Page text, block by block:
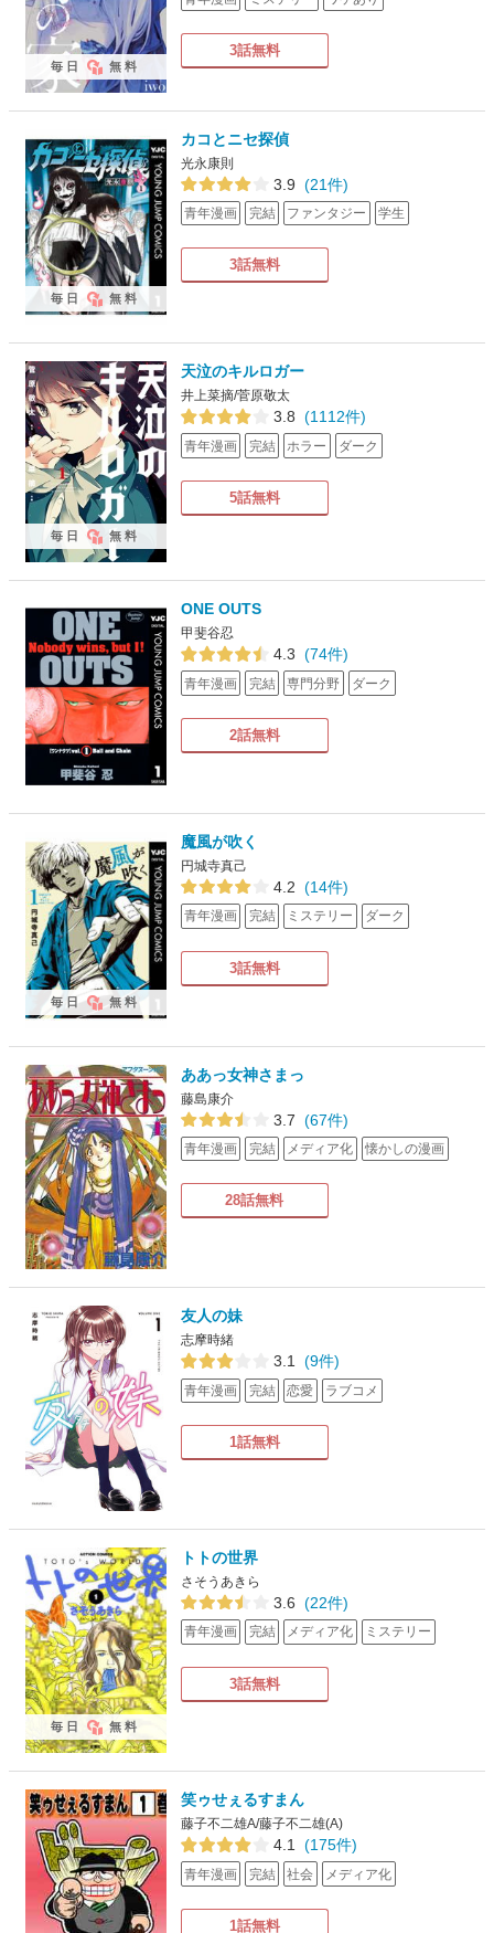
3話無料
毎日 無料
カコとニセ探偵
光永康則
3.9 (21件)
青年漫画 完結 ファンタジー 学生
3話無料
毎日 無料
天泣のキルロガー
井上菜摘/菅原敬太
3.8 (1112件)
青年漫画 完結 ホラー ダーク
5話無料
毎日 無料
ONE OUTS
甲斐谷忍
4.3 (74件)
青年漫画 完結 専門分野 ダーク
2話無料
魔風が吹く
円城寺真己
4.2 (14件)
青年漫画 完結 ミステリー ダーク
3話無料
毎日 無料
ああっ女神さまっ
藤島康介
3.7 (67件)
青年漫画 完結 メディア化 懐かしの漫画
28話無料
友人の妹
志摩時緒
3.1 (9件)
青年漫画 完結 恋愛 ラブコメ
1話無料
トトの世界
さそうあきら
3.6 (22件)
青年漫画 完結 メディア化 ミステリー
3話無料
毎日 無料
笑ゥせぇるすまん
藤子不二雄A/藤子不二雄(A)
4.1 (175件)
青年漫画 完結 社会 メディア化
1話無料